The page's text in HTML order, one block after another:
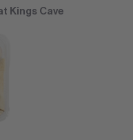
Kings Cave